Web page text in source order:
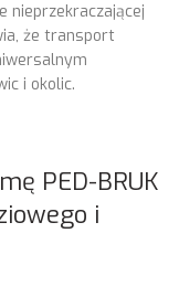
nieprzekraczającej
że transport
i okolic.
PED-BRUK
i